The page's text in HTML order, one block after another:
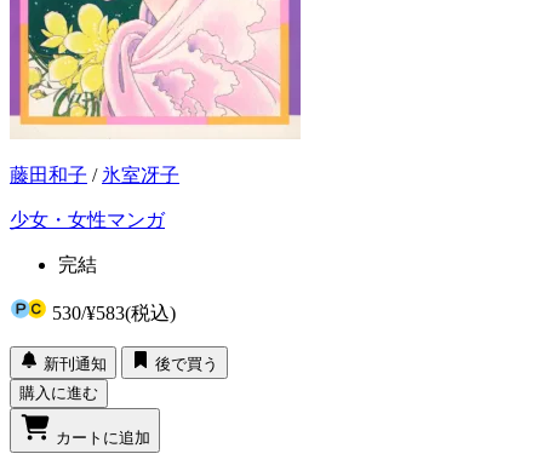
藤田和子 / 氷室冴子
少女・女性マンガ
完結
530/¥583(税込)
新刊通知
後で買う
購入に進む
カートに追加